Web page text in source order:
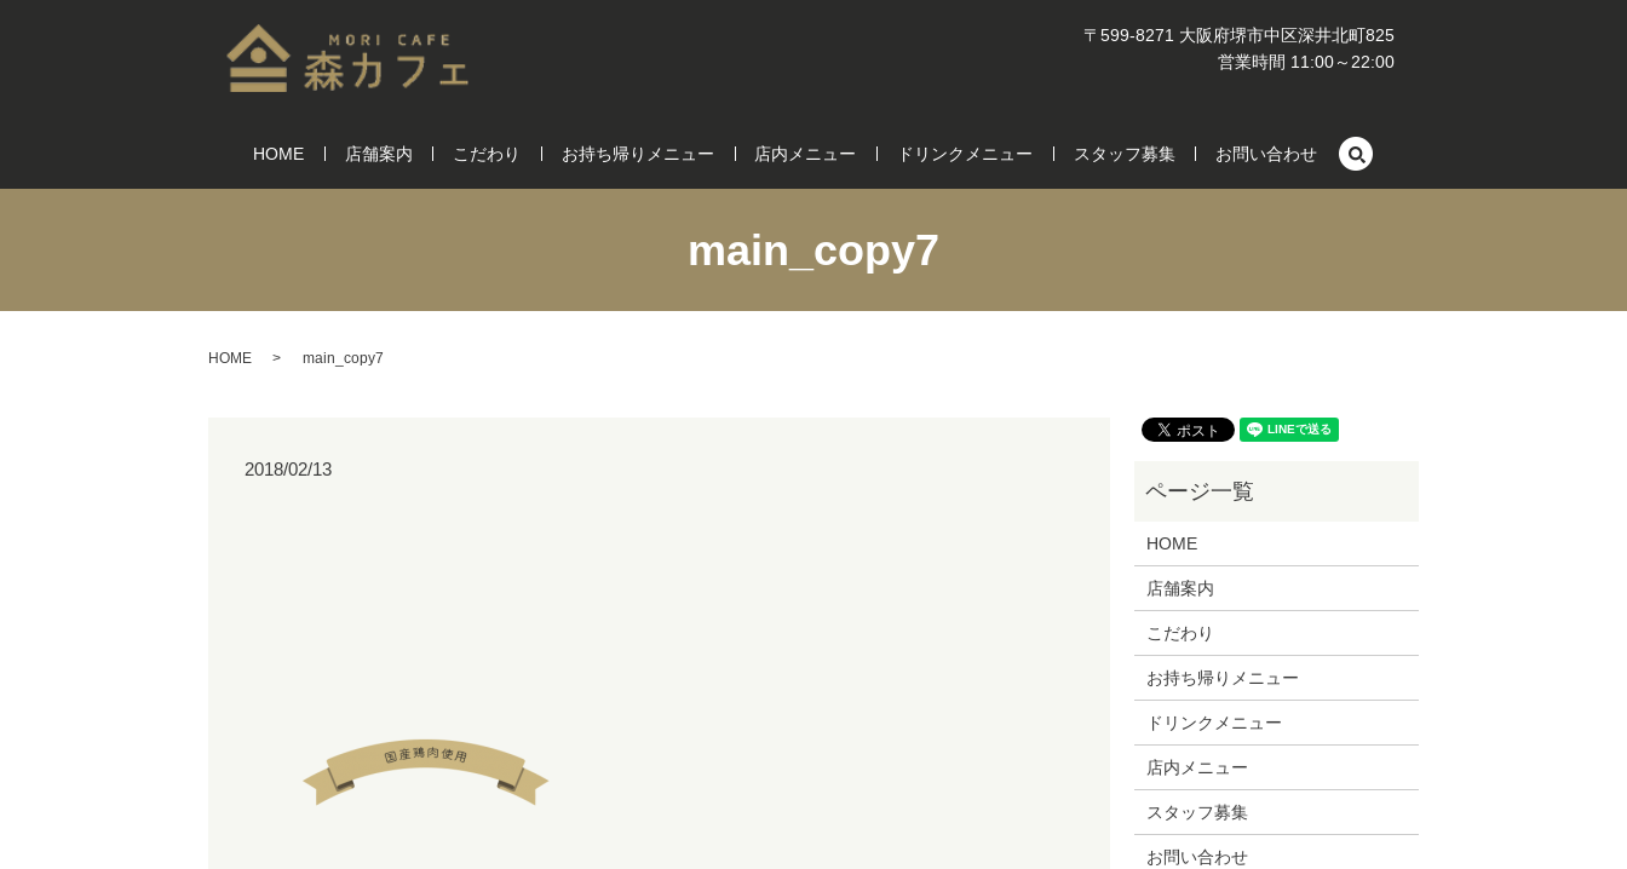
〒599-8271 大阪府堺市中区深井北町825
営業時間 11:00～22:00
HOME 店舗案内 こだわり お持ち帰りメニュー 店内メニュー ドリンクメニュー スタッフ募集 お問い合わせ
main_copy7
HOME main_copy7
2018/02/13
HOME
店舗案内
こだわり
お持ち帰りメニュー
ドリンクメニュー
店内メニュー
スタッフ募集
お問い合わせ